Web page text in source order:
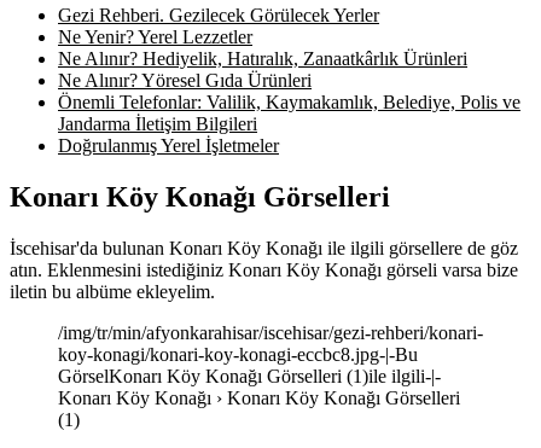
Gezi Rehberi. Gezilecek Görülecek Yerler
Ne Yenir? Yerel Lezzetler
Ne Alınır? Hediyelik, Hatıralık, Zanaatkârlık Ürünleri
Ne Alınır? Yöresel Gıda Ürünleri
Önemli Telefonlar: Valilik, Kaymakamlık, Belediye, Polis ve
Jandarma İletişim Bilgileri
Doğrulanmış Yerel İşletmeler
Konarı Köy Konağı Görselleri
İscehisar'da bulunan Konarı Köy Konağı ile ilgili görsellere de göz
atın. Eklenmesini istediğiniz Konarı Köy Konağı görseli varsa bize
iletin bu albüme ekleyelim.
/img/tr/min/afyonkarahisar/iscehisar/gezi-rehberi/konari-
koy-konagi/konari-koy-konagi-eccbc8.jpg-|-Bu
GörselKonarı Köy Konağı Görselleri (1)ile ilgili-|-
Konarı Köy Konağı › Konarı Köy Konağı Görselleri
(1)